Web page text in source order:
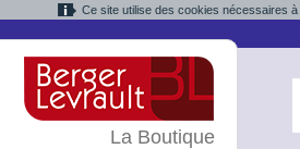
Ce site utilise des cookies nécessaires
La Boutique